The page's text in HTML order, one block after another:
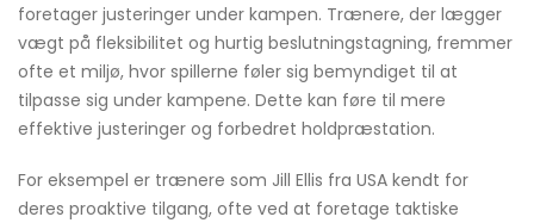
foretager justeringer under kampen. Trænere, der lægger
vægt på fleksibilitet og hurtig beslutningstagning, fremmer
ofte et miljø, hvor spillerne føler sig bemyndiget til at
tilpasse sig under kampene. Dette kan føre til mere
effektive justeringer og forbedret holdpræstation.
For eksempel er trænere som Jill Ellis fra USA kendt for
deres proaktive tilgang, ofte ved at foretage taktiske